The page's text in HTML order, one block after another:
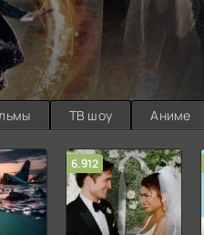
ТВ шоу Аниме
6.912